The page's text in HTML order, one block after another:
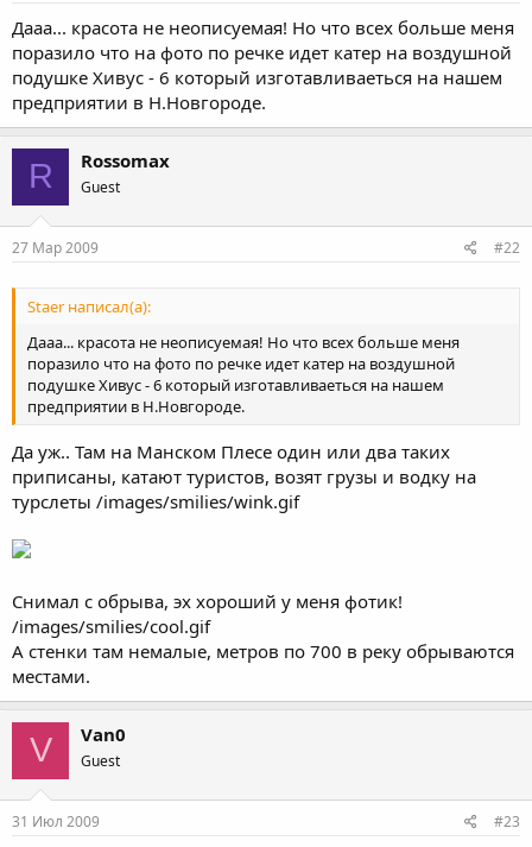
Дааа... красота не неописуемая! Но что всех больше меня
поразило что на фото по речке идет катер на воздушной
подушке Хивус - 6 который изготавливаеться на нашем
предприятии в Н.Новгороде.
R Rossomax
Guest
27 Мар 2009 #22
Staer написал(а):
Дааа... красота не неописуемая! Но что всех больше меня
поразило что на фото по речке идет катер на воздушной
подушке Хивус - 6 который изготавливаеться на нашем
предприятии в Н.Новгороде.
Да уж.. Там на Манском Плесе один или два таких
приписаны, катают туристов, возят грузы и водку на
турслеты /images/smilies/wink.gif
Снимал с обрыва, эх хороший у меня фотик!
/images/smilies/cool.gif
А стенки там немалые, метров по 700 в реку обрываются
местами.
V Van0
Guest
31 Июл 2009 #23